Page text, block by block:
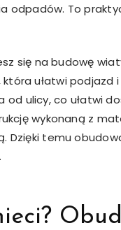
To
się na budowę
ułatwi
ulicy, co ułatwi
wykonaną z
temu